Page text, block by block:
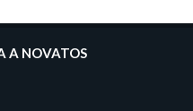
A NOVATOS